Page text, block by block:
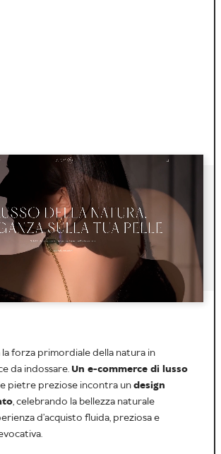
forza primordiale della natura in
da indossare. Un e-commerce di lusso
pietre preziose incontra undesign
, celebrando la bellezza naturale
d’acquisto fluida, preziosa e